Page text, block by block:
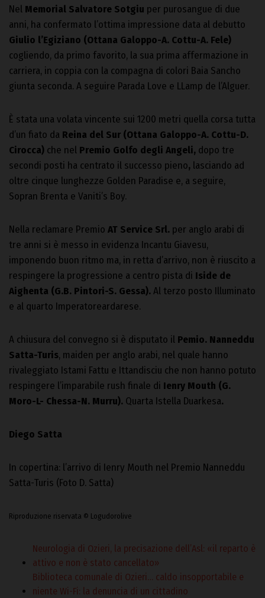
Nel Memorial Salvatore Sotgiu per purosangue di due
anni, ha confermato l’ottima impressione data al debutto
Giulio l’Egiziano (Ottana Galoppo-A. Cottu-A. Fele)
cogliendo, da primo favorito, la sua prima affermazione in
carriera, in coppia con la compagna di colori Baia Sancho
giunta seconda. A seguire Parada Love e LLamp de l’Alguer.
È stata una volata vincente sui 1200 metri quella corsa tutta
d’un fiato da Reina del Sur (Ottana Galoppo-A. Cottu-D.
Cirocca) che nel Premio Golfo degli Angeli, dopo tre
secondi posti ha centrato il successo pieno, lasciando ad
oltre cinque lunghezze Golden Paradise e, a seguire,
Sopran Brenta e Vaniti’s Boy.
Nella reclamare Premio AT Service Srl. per anglo arabi di
tre anni si è messo in evidenza Incantu Giavesu,
imponendo buon ritmo ma, in retta d’arrivo, non è riuscito a
respingere la progressione a centro pista di Iside de
Aighenta (G.B. Pintori-S. Gessa).Al terzo posto Illuminato
e al quarto Imperatoreardarese.
A chiusura del convegno si è disputato il Pemio. Nanneddu
Satta-Turis, maiden per anglo arabi, nel quale hanno
rivaleggiato Istami Fattu e Ittandisciu che non hanno potuto
respingere l’imparabile rush finale di Ienry Mouth (G.
Moro-L- Chessa-N. Murru). Quarta Istella Duarkesa.
Diego Satta
In copertina: l’arrivo di Ienry Mouth nel Premio Nanneddu
Satta-Turis (Foto D. Satta)
Riproduzione riservata © Logudorolive
Neurologia di Ozieri, la precisazione dell’Asl: «il reparto è
attivo e non è stato cancellato»
Biblioteca comunale di Ozieri… caldo insopportabile e
niente Wi-Fi: la denuncia di un cittadino